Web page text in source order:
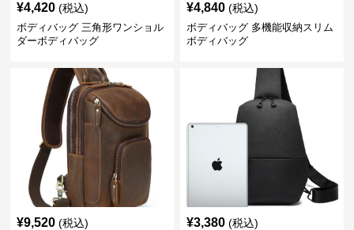
¥4,420 (税込)
ボディバッグ 三角形ワンショル
ダーボディバッグ
¥4,840 (税込)
ボディバッグ 多機能収納スリム
ボディバッグ
¥9,520 (税込) ¥3,380 (税込)